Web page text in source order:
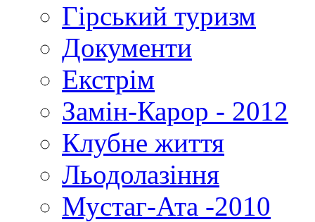
Гірський туризм
Документи
Екстрім
Замін-Карор - 2012
Клубне життя
Льодолазіння
Мустаг-Ата -2010